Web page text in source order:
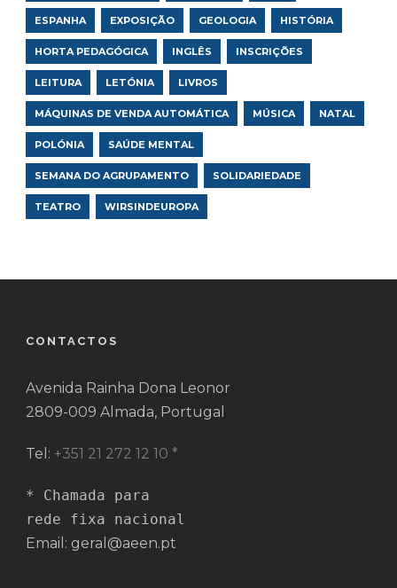
ESPANHA EXPOSIÇÃO GEOLOGIA HISTÓRIA
HORTA PEDAGÓGICA INGLÊS INSCRIÇÕES
LEITURA LETÓNIA LIVROS
MÁQUINAS DE VENDA AUTOMÁTICA MÚSICA NATAL
POLÓNIA SAÚDE MENTAL
SEMANA DO AGRUPAMENTO SOLIDARIEDADE
TEATRO WIRSINDEUROPA
CONTACTOS
Avenida Rainha Dona Leonor
2809-009 Almada, Portugal
Tel: +351 21 272 12 10 *
* Chamada para
rede fixa nacional
Email: geral@aeen.pt